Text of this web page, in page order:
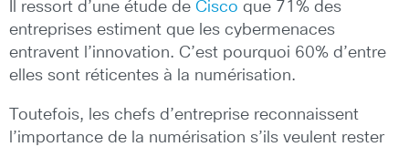
Il ressort d’une étude de Cisco que 71% des
entreprises estiment que les cybermenaces
entravent l’innovation. C’est pourquoi 60% d’entre
elles sont réticentes à la numérisation.
Toutefois, les chefs d’entreprise reconnaissent
l’importance de la numérisation s’ils veulent rester